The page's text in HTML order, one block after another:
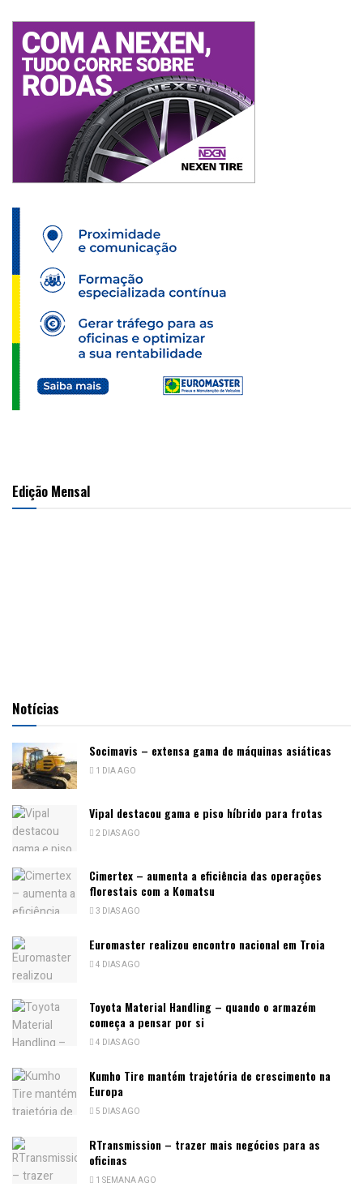
Edição Mensal
Notícias
Socimavis – extensa gama de máquinas asiáticas
1 DIA AGO
Vipal destacou gama e piso híbrido para frotas
2 DIAS AGO
Cimertex – aumenta a eficiência das operações
florestais com a Komatsu
3 DIAS AGO
Euromaster realizou encontro nacional em Troia
4 DIAS AGO
Toyota Material Handling – quando o armazém
começa a pensar por si
4 DIAS AGO
Kumho Tire mantém trajetória de crescimento na
Europa
5 DIAS AGO
RTransmission – trazer mais negócios para as
oficinas
1 SEMANA AGO